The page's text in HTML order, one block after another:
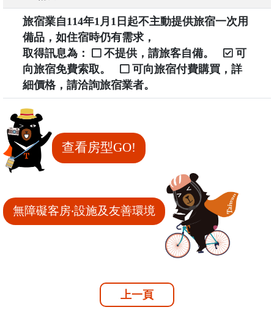
旅宿業自114年1月1日起不主動提供旅宿一次用
備品，如住宿時仍有需求，
取得訊息為：
不提供，請旅客自備。
可
向旅宿免費索取。
可向旅宿付費購買，詳
細價格，請洽詢旅宿業者。
查看房型GO!
無障礙客房‧設施及友善環境
上一頁